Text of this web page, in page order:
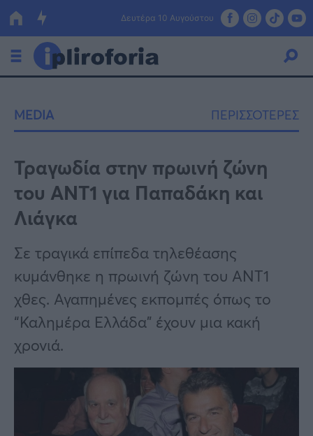
Δευτέρα 10 Αυγούστου
Οικονομία
Πολιτική
Τράπεζες
Επιδοτήσεις
ΕΣΠΑ
Κόσμος
Lifestyle
Αθλητικά
Υγεία
Γυναίκα
MEDIA ΠΕΡΙΣΣΟΤΕΡΕΣ
Τραγωδία στην πρωινή ζώνη
του ΑΝΤ1 για Παπαδάκη και
Λιάγκα
Σε τραγικά επίπεδα τηλεθέασης
κυμάνθηκε η πρωινή ζώνη του ΑΝΤ1
χθες. Αγαπημένες εκπομπές όπως το
“Καλημέρα Ελλάδα” έχουν μια κακή
χρονιά.